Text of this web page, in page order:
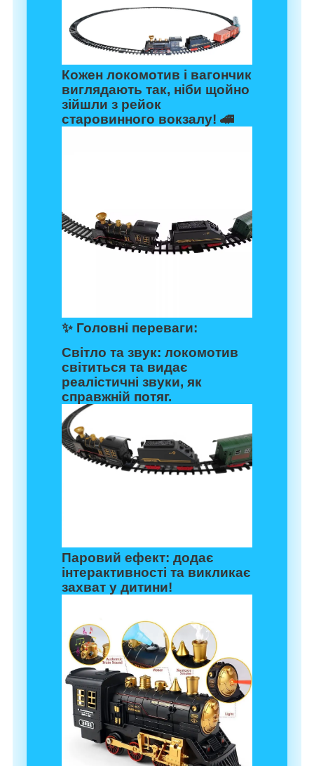
Кожен локомотив і вагончик
виглядають так, ніби щойно
зійшли з рейок
старовинного вокзалу! 🚄
✨ Головні переваги:
Світло та звук: локомотив
світиться та видає
реалістичні звуки, як
справжній потяг.
Паровий ефект: додає
інтерактивності та викликає
захват у дитини!